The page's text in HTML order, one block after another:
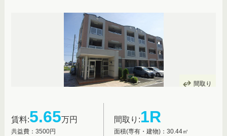
間取り
賃料:5.65万円
共益費：3500円
間取り:1R
面積(専有・建物)：30.44㎡